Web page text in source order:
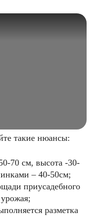
такие нюансы:
70 см, высота -30-
– 40-50см;
приусадебного
разметка